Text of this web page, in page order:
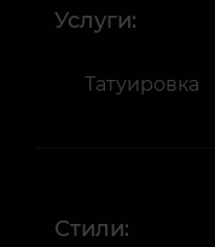
Услуги:
Татуировка
Стили: